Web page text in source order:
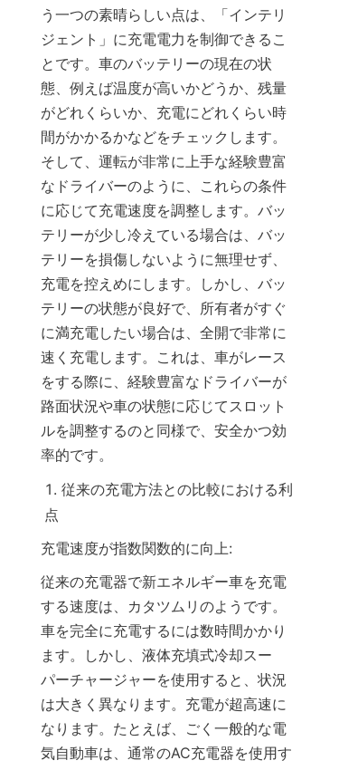
う一つの素晴らしい点は、「インテリ
ジェント」に充電電力を制御できるこ
とです。車のバッテリーの現在の状
態、例えば温度が高いかどうか、残量
がどれくらいか、充電にどれくらい時
間がかかるかなどをチェックします。
そして、運転が非常に上手な経験豊富
なドライバーのように、これらの条件
に応じて充電速度を調整します。バッ
テリーが少し冷えている場合は、バッ
テリーを損傷しないように無理せず、
充電を控えめにします。しかし、バッ
テリーの状態が良好で、所有者がすぐ
に満充電したい場合は、全開で非常に
速く充電します。これは、車がレース
をする際に、経験豊富なドライバーが
路面状況や車の状態に応じてスロット
ルを調整するのと同様で、安全かつ効
率的です。
従来の充電方法との比較における利
点
充電速度が指数関数的に向上:
従来の充電器で新エネルギー車を充電
する速度は、カタツムリのようです。
車を完全に充電するには数時間かかり
ます。しかし、液体充填式冷却スー
パーチャージャーを使用すると、状況
は大きく異なります。充電が超高速に
なります。たとえば、ごく一般的な電
気自動車は、通常のAC充電器を使用す